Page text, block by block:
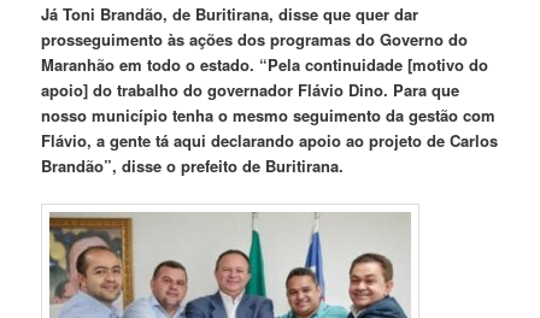
Já Toni Brandão, de Buritirana, disse que quer dar
prosseguimento às ações dos programas do Governo do
Maranhão em todo o estado. “Pela continuidade [motivo do
apoio] do trabalho do governador Flávio Dino. Para que
nosso município tenha o mesmo seguimento da gestão com
Flávio, a gente tá aqui declarando apoio ao projeto de Carlos
Brandão”, disse o prefeito de Buritirana.